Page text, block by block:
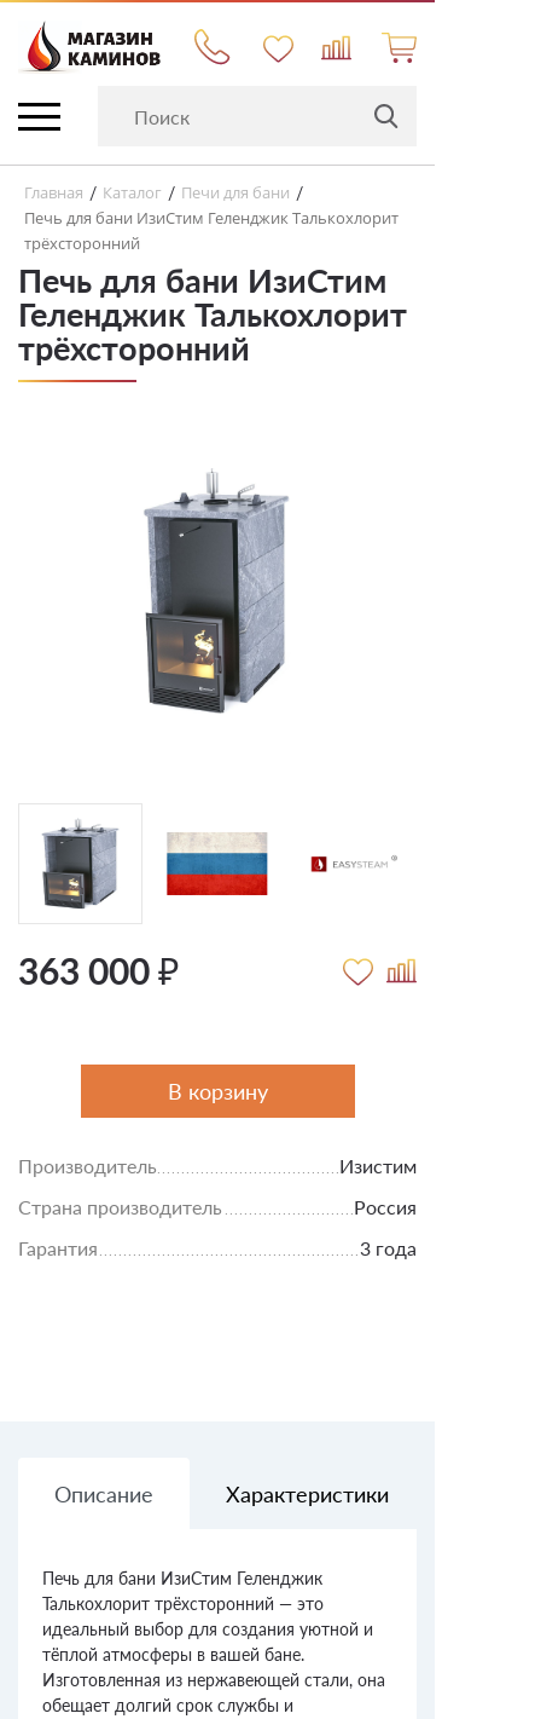
Главная / Каталог / Печи для бани /
Печь для бани ИзиСтим Геленджик Талькохлорит
трёхсторонний
Печь для бани ИзиСтим
Геленджик Талькохлорит
трёхсторонний
363 000 ₽
В корзину
Производитель
Изистим
Страна производитель
Россия
Гарантия
3 года
Описание Характеристики
Печь для бани ИзиСтим Геленджик
Талькохлорит трёхсторонний — это
идеальный выбор для создания уютной и
тёплой атмосферы в вашей бане.
Изготовленная из нержавеющей стали, она
обещает долгий срок службы и